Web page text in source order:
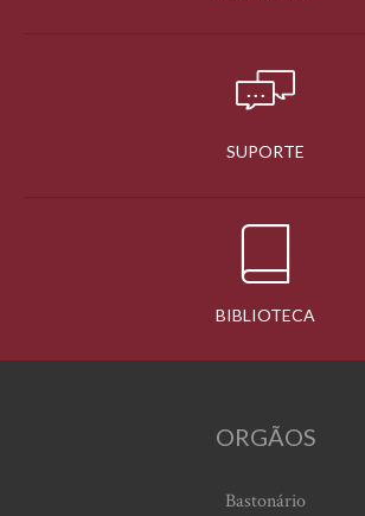
SUPORTE
BIBLIOTECA
ORGÃOS
Bastonário